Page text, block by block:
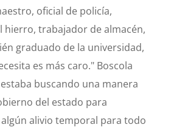
oficial de policía,
hierro, trabajador de almacén,
graduado de la universidad,
es más caro." Boscola
buscando una manera
del estado para
alivio temporal para todo